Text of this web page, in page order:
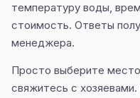
температуру воды,
стоимость. Ответы
менеджера.
Просто выберите
свяжитесь с